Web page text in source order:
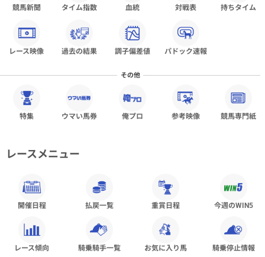
競馬新聞 タイム指数 血統 対戦表 持ちタイム
レース映像 過去の結果 調子偏差値 パドック速報
その他
特集 ウマい馬券 俺プロ 参考映像 競馬専門紙
レースメニュー
開催日程 払戻一覧 重賞日程 今週のWIN5
レース傾向 騎乗騎手一覧 お気に入り馬 騎乗停止情報